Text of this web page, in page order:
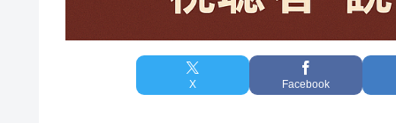
X Facebook